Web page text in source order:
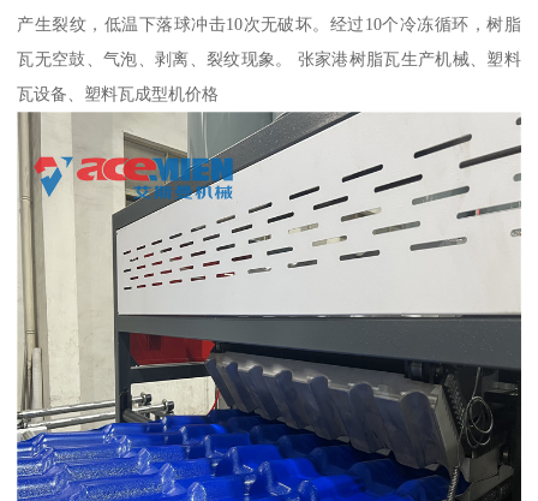
产生裂纹，低温下落球冲击10次无破坏。经过10个冷冻循环，树脂
瓦无空鼓、气泡、剥离、裂纹现象。 张家港树脂瓦生产机械、塑料
瓦设备、塑料瓦成型机价格